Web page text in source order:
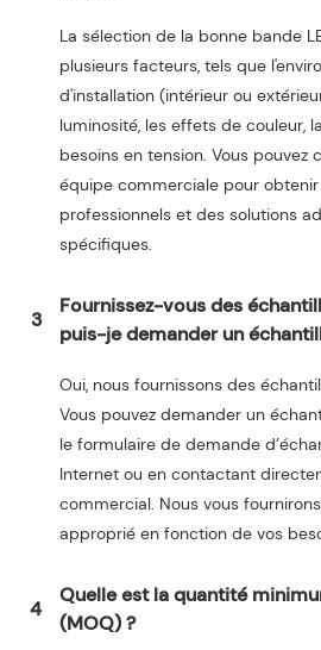
La sélection de la bonne bande
plusieurs facteurs, tels que
d'installation (intérieur ou
luminosité, les effets de couleur,
besoins en tension. Vous pouvez
équipe commerciale pour
professionnels et des solutions
spécifiques.
3
Fournissez-vous des
puis-je demander un
Oui, nous fournissons des
Vous pouvez demander un
le formulaire de demande
Internet ou en contactant
commercial. Nous vous
approprié en fonction de vos
4
Quelle est la quantité
(MOQ) ?